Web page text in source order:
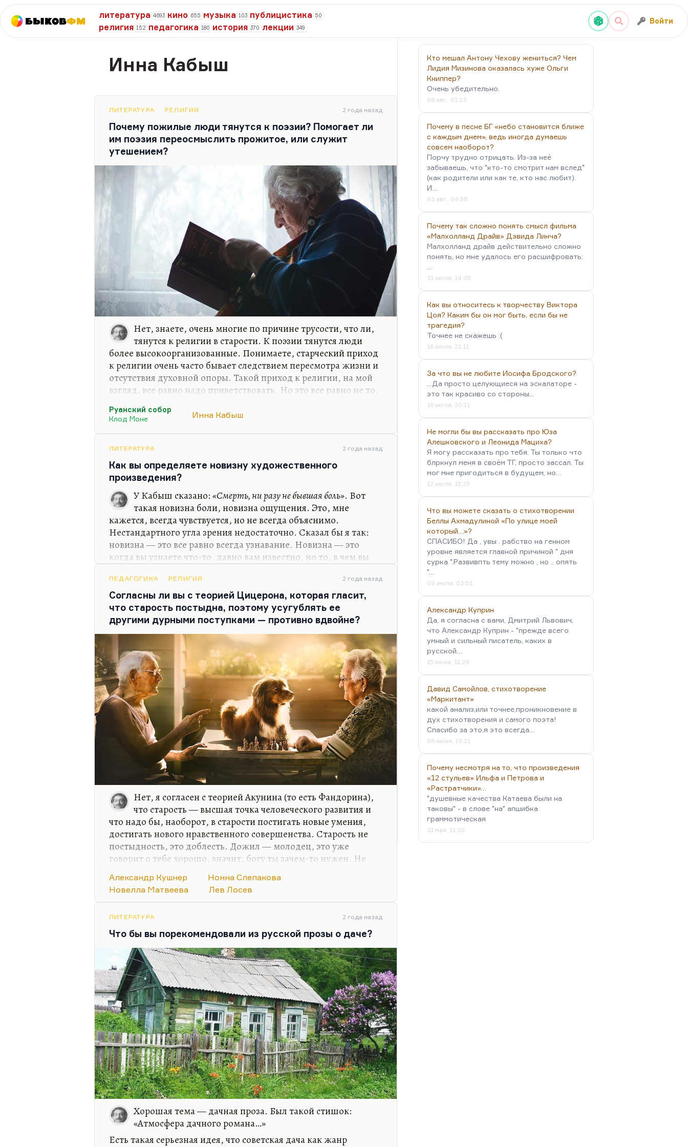
БыковФМ
литература 4693 кино 655 музыка 103 публицистика 50
религия 152 педагогика 180 история 370 лекции 349
Войти
Инна Кабыш
ЛИТЕРАТУРА РЕЛИГИЯ 2 года назад
Почему пожилые люди тянутся к поэзии? Помогает ли
им поэзия переосмыслить прожитое, или служит
утешением?
Нет, знаете, очень многие по причине трусости, что ли,
тянутся к религии в старости. К поэзии тянутся люди
более высокоорганизованные. Понимаете, старческий приход
к религии очень часто бывает следствием пересмотра жизни и
отсутствия духовной опоры. Такой приход к религии, на мой
взгляд, все равно надо приветствовать. Но это все равно не то,
механистический процесс.
кажется, признак высокой души. Потому что в старости — я
это сужу по себе — отсеивается второстепенное и начинает
интересовать главное. Это как на известной картине Моне
«Руанский собор». Там же разные стадии абстракции,…
Руанский собор
Клод Моне
Инна Кабыш
ЛИТЕРАТУРА 2 года назад
Как вы определяете новизну художественного
произведения?
У Кабыш сказано:«Смерть, ни разу не бывшая боль». Вот
такая новизна боли, новизна ощущения. Это, мне
кажется, всегда чувствуется, но не всегда объяснимо.
Нестандартного угла зрения недостаточно. Сказал бы я так:
новизна — это все равно всегда узнавание. Новизна — это
когда вы узнаете что-то, давно вам известно, но то, в чем вы
то, что он уже знает, что он чувствует интуитивно. И все
религиозные откровения, которые люди переживали, всегда
были отзвуком изначально присущего нам чувства бога. Мы
всегда знали, что бог есть, но тут он как-то вдруг убеждались,
что он на лицо. Это как Руссо в «Исповеди», идет и получает
известие о том, что…
ПЕДАГОГИКА РЕЛИГИЯ 2 года назад
Согласны ли вы с теорией Цицерона, которая гласит,
что старость постыдна, поэтому усугублять ее
другими дурными поступками — противно вдвойне?
Нет, я согласен с теорией Акунина (то есть Фандорина),
что старость — высшая точка человеческого развития и
что надо бы, наоборот, в старости постигать новые умения,
достигать нового нравственного совершенства. Старость не
постыдность, это доблесть. Дожил — молодец, это уже
говорит о тебе хорошо, значит, богу ты зачем-то нужен. Не
что здесь есть определенный как раз смысл. Как Синявский
сказал, что надо готовиться к главному событию нашей жизни
главному событию жизни, готовит нас к нему, старость —
высший итог духовного развития, так, во, всяком случае,
должно быть. Это не деградация. Не…
Александр Кушнер
Нонна Слепакова
Новелла Матвеева
Лев Лосев
ЛИТЕРАТУРА 2 года назад
Что бы вы порекомендовали из русской прозы о даче?
Хорошая тема — дачная проза. Был такой стишок:
«Атмосфера дачного романа…»
Есть такая серьезная идея, что советская дача как жанр
Кто мешал Антону Чехову жениться? Чем
Лидия Мизинова оказалась хуже Ольги
Книппер?
Очень убедительно.
06 авг., 01:23
Почему в песне БГ «небо становится ближе
с каждым днем», ведь иногда думаешь
совсем наоборот?
Порчу трудно отрицать. Из-за неё
забываешь, что "кто-то смотрит нам вслед"
(как родители или как те, кто нас любит).
И…
03 авг., 04:58
Почему так сложно понять смысл фильма
«Малхолланд Драйв» Дэвида Линча?
Малхолланд драйв действительно сложно
понять, но мне удалось его расшифровать:
31 июля, 14:05
Как вы относитесь к творчеству Виктора
Цоя? Каким бы он мог быть, если бы не
трагедия?
Точнее не скажешь :(
16 июля, 21:11
За что вы не любите Иосифа Бродского?
...Да просто целующиеся на эскалаторе -
это так красиво со стороны...
16 июля, 20:11
Не могли бы вы рассказать про Юза
Алешковского и Леонида Мациха?
Я могу рассказать про тебя. Ты только что
блркнул меня в своём ТГ, просто зассал. Ты
мог мне пригодиться в будущем, но…
12 июля, 15:25
Что вы можете сказать о стихотворении
Беллы Ахмадулиной «По улице моей
который…»?
СПАСИБО! Да , увы . рабство на генном
уровне является главной причиной " дня
сурка ".Развивпть тему можно , но .. опять
"…
09 июля, 03:01
Александр Куприн
Да, я согласна с вами, Дмитрий Львович,
что Александр Куприн - "прежде всего
умный и сильный писатель, каких в
русской…
15 июня, 11:29
Давид Самойлов, стихотворение
«Маркитант»
какой анализ,или точнее,проникновение в
дух стихотворения и самого поэта!
Спасибо за это,я это всегда…
06 июня, 19:21
Почему несмотря на то, что произведения
«12 стульев» Ильфа и Петрова и
«Растратчики»…
"душевные качества Катаева были на
таковы" - в слове "на" апшибка
граммотическая
31 мая, 11:20